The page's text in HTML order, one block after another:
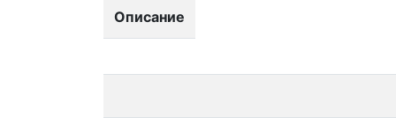
Описание